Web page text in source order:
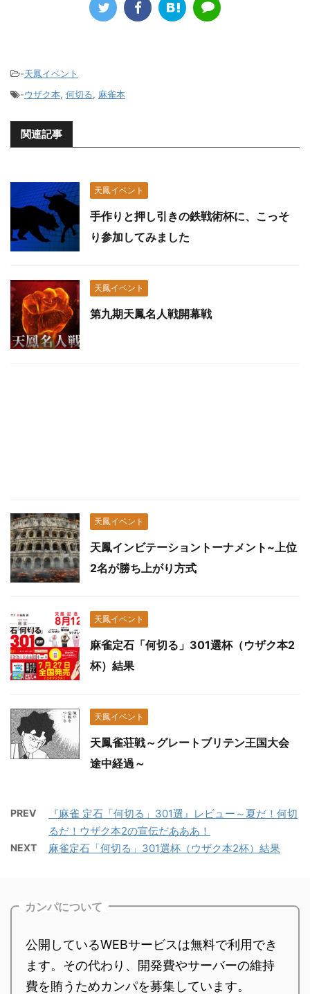
-天鳳イベント
-ウザク本, 何切る, 麻雀本
関連記事
天鳳イベント
手作りと押し引きの鉄戦術杯に、こっそ
り参加してみました
天鳳イベント
第九期天鳳名人戦開幕戦
天鳳イベント
天鳳インビテーショントーナメント~上位
2名が勝ち上がり方式
天鳳イベント
麻雀定石「何切る」301選杯（ウザク本2
杯）結果
天鳳イベント
天鳳雀荘戦～グレートブリテン王国大会
途中経過～
PREV
『麻雀 定石「何切る」301選』レビュー～夏だ！何切
るだ！ウザク本2の宣伝だあああ！
NEXT 麻雀定石「何切る」301選杯（ウザク本2杯）結果
カンパについて
公開しているWEBサービスは無料で利用でき
ます。その代わり、開発費やサーバーの維持
費を賄うためカンパを募集しています。